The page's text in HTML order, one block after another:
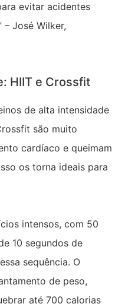
evitar acidentes
– José Wilker,
HIIT e Crossfit
de alta intensidade
são muito
cardíaco e queimam
os torna ideais para
intensos, com 50
10 segundos de
sequência. O
de peso,
até 700 calorias